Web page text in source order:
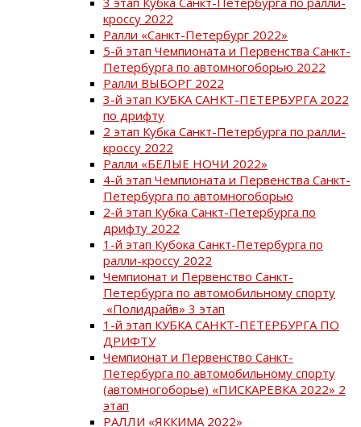
кроссу 2022
Ралли «Санкт-Петербург 2022»
5-й этап Чемпионата и Первенства Санкт-
Петербурга по автомногоборью 2022
Ралли ВЫБОРГ 2022
3-й этап КУБКА САНКТ-ПЕТЕРБУРГА 2022
по дрифту
2 этап Кубка Санкт-Петербурга по ралли-
кроссу 2022
Ралли «БЕЛЫЕ НОЧИ 2022»
4-й этап Чемпионата и Первенства Санкт-
Петербурга по автомногоборью
2-й этап Кубка Санкт-Петербурга по
дрифту 2022
1-й этап Кубока Санкт-Петербурга по
ралли-кроссу 2022
Чемпионат и Первенство Санкт-
Петербурга по автомобильному спорту
«Полидрайв» 3 этап
1-й этап КУБКА САНКТ-ПЕТЕРБУРГА ПО
ДРИФТУ
Чемпионат и Первенство Санкт-
Петербурга по автомобильному спорту
(автомногоборье) «ПИСКАРЕВКА 2022» 2
этап
РАЛЛИ «ЯККИМА 2022»